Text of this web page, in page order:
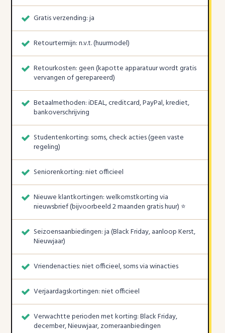
Gratis verzending: ja
Retourtermijn: n.v.t. (huurmodel)
Retourkosten: geen (kapotte apparatuur wordt gratis
vervangen of gerepareerd)
Betaalmethoden: iDEAL, creditcard, PayPal, krediet,
bankoverschrijving
Studentenkorting: soms, check acties (geen vaste
regeling)
Seniorenkorting: niet officieel
Nieuwe klantkortingen: welkomstkorting via
nieuwsbrief (bijvoorbeeld 2 maanden gratis huur) ⭐
Seizoensaanbiedingen: ja (Black Friday, aanloop Kerst,
Nieuwjaar)
Vriendenacties: niet officieel, soms via winacties
Verjaardagskortingen: niet officieel
Verwachtte perioden met korting: Black Friday,
december, Nieuwjaar, zomeraanbiedingen